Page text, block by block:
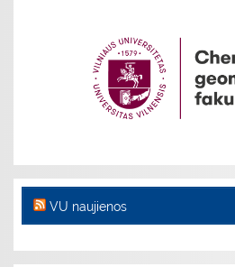
VU naujienos